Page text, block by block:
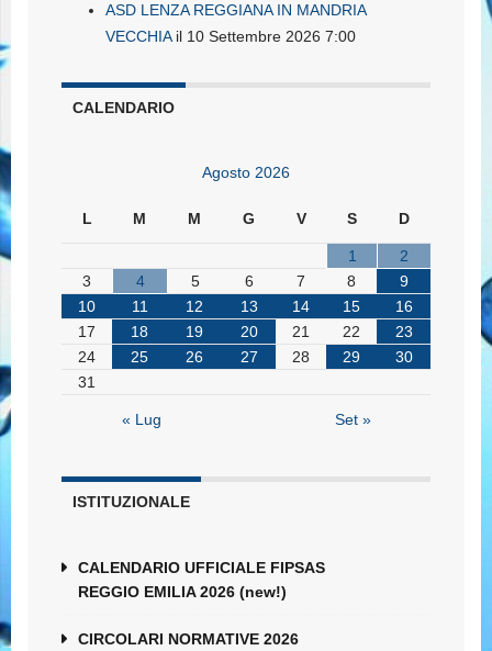
ASD LENZA REGGIANA IN MANDRIA
VECCHIAil 10 Settembre 2026 7:00
CALENDARIO
Agosto 2026
L M M G V S D
1
2
3
4 5 6 7 8
9
10
11 12 13 14 15
16
17
18 19 20 21 22
23
24
25 26 27 28 29
30
31
« Lug Set »
ISTITUZIONALE
CALENDARIO UFFICIALE FIPSAS
REGGIO EMILIA 2026 (new!)
CIRCOLARI NORMATIVE 2026